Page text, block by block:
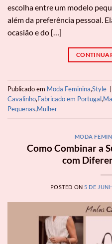
escolha entre um modelo
além da preferência pessoal.
ocasião e do […]
Publicado em Moda Feminina,Style
Cavalinho,Fabricado em Portugal,
Pequenas,Mulher
MODA
Como Combinar a
com
POSTED ON 5 DE